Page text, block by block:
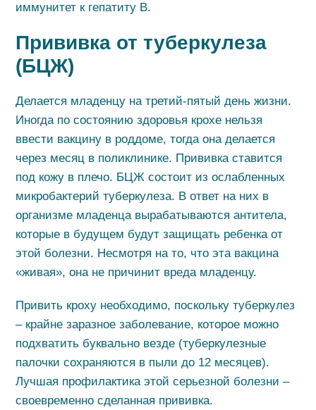
иммунитет к гепатиту В.
Прививка от туберкулеза
(БЦЖ)
Делается младенцу на третий-пятый день жизни.
Иногда по состоянию здоровья крохе нельзя
ввести вакцину в роддоме, тогда она делается
через месяц в поликлинике. Прививка ставится
под кожу в плечо. БЦЖ состоит из ослабленных
микробактерий туберкулеза. В ответ на них в
организме младенца вырабатываются антитела,
которые в будущем будут защищать ребенка от
этой болезни. Несмотря на то, что эта вакцина
«живая», она не причинит вреда младенцу.
Привить кроху необходимо, поскольку туберкулез
– крайне заразное заболевание, которое можно
подхватить буквально везде (туберкулезные
палочки сохраняются в пыли до 12 месяцев).
Лучшая профилактика этой серьезной болезни –
своевременно сделанная прививка.